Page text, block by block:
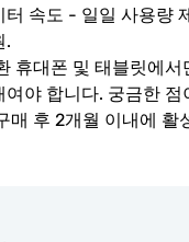
터 속도 - 일일 사용량
.
휴대폰 및 태블릿에
여야 합니다. 궁금한
매 후 2개월 이내에 활